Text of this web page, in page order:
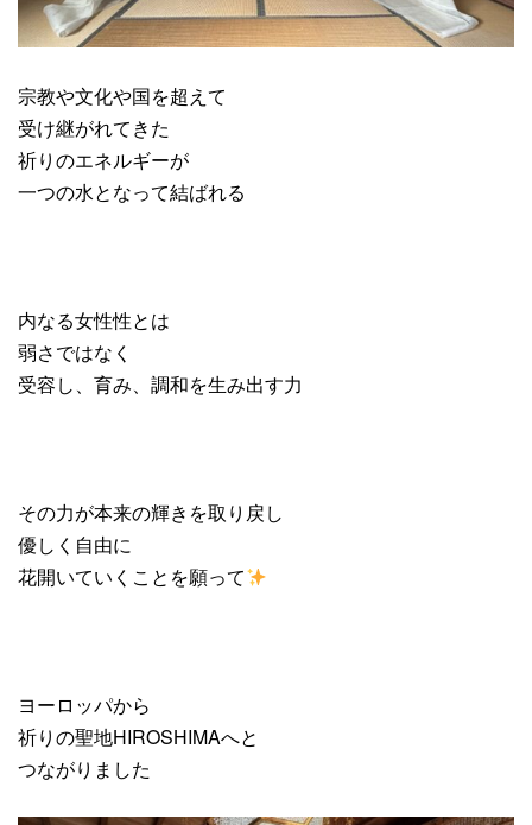
宗教や文化や国を超えて
受け継がれてきた
祈りのエネルギーが
一つの水となって結ばれる
内なる女性性とは
弱さではなく
受容し、育み、調和を生み出す力
その力が本来の輝きを取り戻し
優しく自由に
花開いていくことを願って
ヨーロッパから
祈りの聖地HIROSHIMAへと
つながりました